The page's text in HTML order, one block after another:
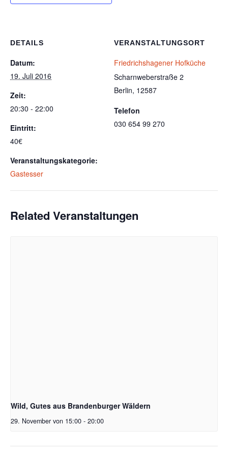
DETAILS
Datum:
19. Juli 2016
Zeit:
20:30 - 22:00
Eintritt:
40€
Veranstaltungskategorie:
Gastesser
VERANSTALTUNGSORT
Friedrichshagener Hofküche
Scharnweberstraße 2
Berlin, 12587
Telefon
030 654 99 270
Related Veranstaltungen
Wild, Gutes aus Brandenburger Wäldern
29. November von 15:00 - 20:00